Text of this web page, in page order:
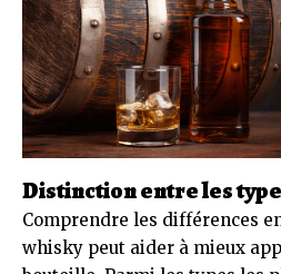
Distinction entre les
Comprendre les différences
whisky peut aider à mieux